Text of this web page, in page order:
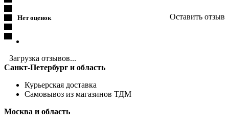
Нет оценок Оставить отзыв
Загрузка отзывов...
Санкт-Петербург и область
Курьерская доставка
Самовывоз из магазинов ТДМ
Москва и область